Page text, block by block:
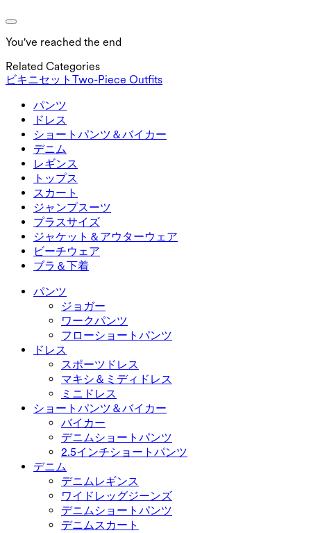
You've reached the end
Related Categories
ビキニセット Two-Piece Outfits
パンツ
パンツ
ジョガー
ワークパンツ
フローショートパンツ
ドレス
ドレス
スポーツドレス
マキシ＆ミディドレス
ミニドレス
ショートパンツ＆バイカー
ショートパンツ＆バイカー
バイカー
デニムショートパンツ
2.5インチショートパンツ
デニム
デニム
デニムレギンス
ワイドレッグジーンズ
デニムショートパンツ
デニムスカート
レギンス
レギンス
デニムレギンス
ヒップアップレギンス
ヨガレギンス
トップス
トップス
スポーツブラ
Tシャツ
スカート
スカート
アクティブスカート
ミニスカート
マキシ＆ミディスカート
ジャンプスーツ
ジャンプスーツ
オーバーオール
ロンパース
プラスサイズ
プラスサイズ
プラスサイズボトムス
プラスサイズトップス
プラスサイズドレス
ジャケット＆アウターウェア
ジャケット＆アウターウェア
ジャケット＆アウターウェア
アウターウェア
ビーチウェア
ビーチウェア
水着トップス
水着ボトムス
水着セット
ブラ＆下着
ブラ＆下着
ブラ
下着
パンツ
ジョガー
ワークパンツ
フローショートパンツ
ドレス
スポーツドレス
マキシ＆ミディドレス
ミニドレス
ショートパンツ＆バイカー
バイカー
デニムショートパンツ
2.5インチショートパンツ
デニム
デニムレギンス
ワイドレッグジーンズ
デニムショートパンツ
デニムスカート